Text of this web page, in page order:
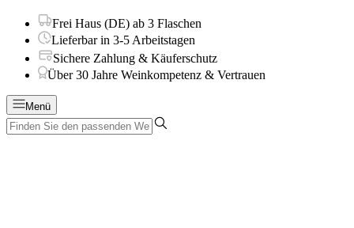
Frei Haus (DE) ab 3 Flaschen
Lieferbar in 3-5 Arbeitstagen
Sichere Zahlung & Käuferschutz
Über 30 Jahre Weinkompetenz & Vertrauen
Menü